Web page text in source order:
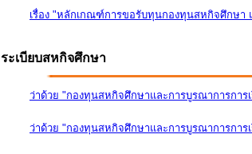
เรื่อง "หลักเกณฑ์การขอรับทุนกองทุนสหกิจศึกษา
ระเบียบสหกิจศึกษา
ว่าด้วย "กองทุนสหกิจศึกษาและการบูรณาการการ
ว่าด้วย "กองทุนสหกิจศึกษาและการบูรณาการการ